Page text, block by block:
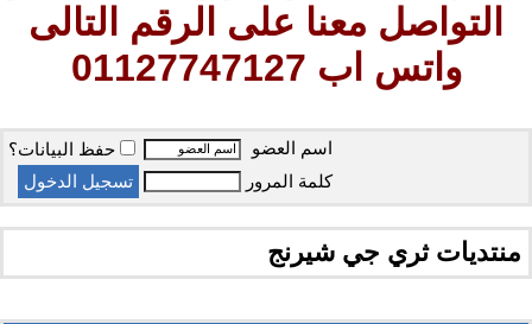
التواصل معنا على الرقم التالى
واتس اب 01127747127
اسم العضو
حفظ البيانات؟
كلمة المرور
منتديات ثري جي شيرنج